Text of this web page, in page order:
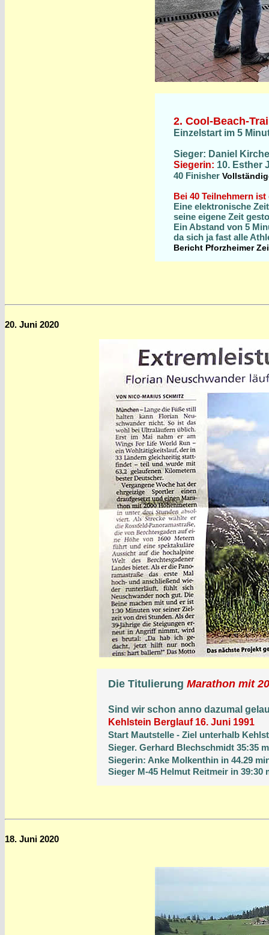
2. Cool-Beach-
Einzelstart im 5
Sieger: Daniel
Siegerin: 10. Esther
40 Finisher
Bei 40 Teilnehmern
Eine elektronische
seine eigene Zeit
Ein Abstand von 5
da sich ja fast alle
Bericht Pforzheimer
20. Juni 2020
Die Titulierung Marathon mit
Sind wir schon anno dazumal
Kehlstein Berglauf 16. Juni 1991
Start Mautstelle - Ziel unterhalb
Sieger. Gerhard Blechschmidt 35:35
Siegerin: Anke Molkenthin in 44.29
Sieger M-45 Helmut Reitmeir in 39:30
18. Juni 2020